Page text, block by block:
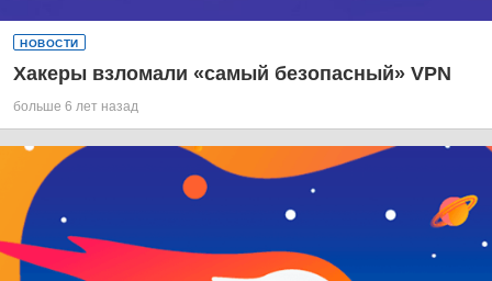
НОВОСТИ
Хакеры взломали «самый безопасный» VPN
больше 6 лет назад